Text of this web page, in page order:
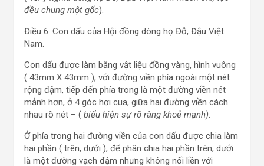
đều chung một gốc).
Điều 6. Con dấu của Hội đồng dòng họ Đỗ, Đậu Việt
Nam.
Con dấu được làm bằng vật liệu đồng vàng, hình vuông
( 43mm X 43mm ), với đường viền phía ngoài một nét
rộng đậm, tiếp đến phía trong là một đường viền nét
mảnh hơn, ở 4 góc hơi cua, giữa hai đường viền cách
nhau rõ nét – ( biểu hiện sự rõ ràng khoẻ mạnh).
Ở phía trong hai đường viền của con dấu được chia làm
hai phần ( trên, dưới ), để phân chia hai phần trên, dưới
là một đường vạch đậm nhưng không nối liền với